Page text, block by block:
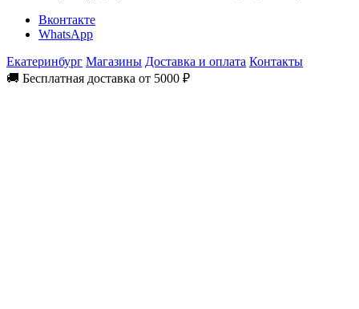
Вконтакте
WhatsApp
Екатеринбург Магазины Доставка и оплата Контакты
🚚 Бесплатная доставка от 5000 ₽